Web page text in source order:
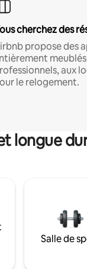
cherchez des
propose des
aux
le relogement.
longue
Salle de